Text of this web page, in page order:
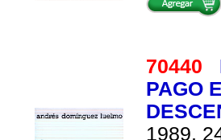
70440
PAGO
1989,